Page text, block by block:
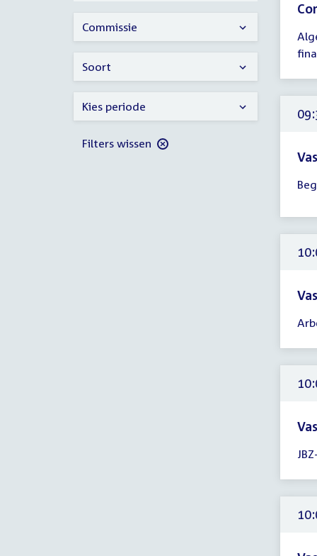
-
uur
uur
-
-
Commissie
Soort
Kies periode
Filters wissen